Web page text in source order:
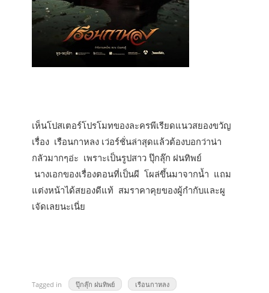
เห็นโปสเตอร์โปรโมทของละครพีเรียดแนวสยองขวัญ
เรื่อง เรือนกาหลง เว่อร์ชั่นล่าสุดแล้วต้องบอกว่าน่า
กลัวมากๆอ่ะ เพราะเป็นรูปสาว ปุ๊กลุ๊ก ฝนทิพย์
นางเอกของเรื่องตอนที่เป็นผี โผล่ขึ้นมาจากน้ำ แถม
แต่งหน้าได้สยองดีแท้ สมราคาคุยของผู้กำกับและผู
เจัดเลยนะเนี่ย
Tagged in ปุ๊กลุ๊ก ฝนทิพย์ เรือนกาหลง